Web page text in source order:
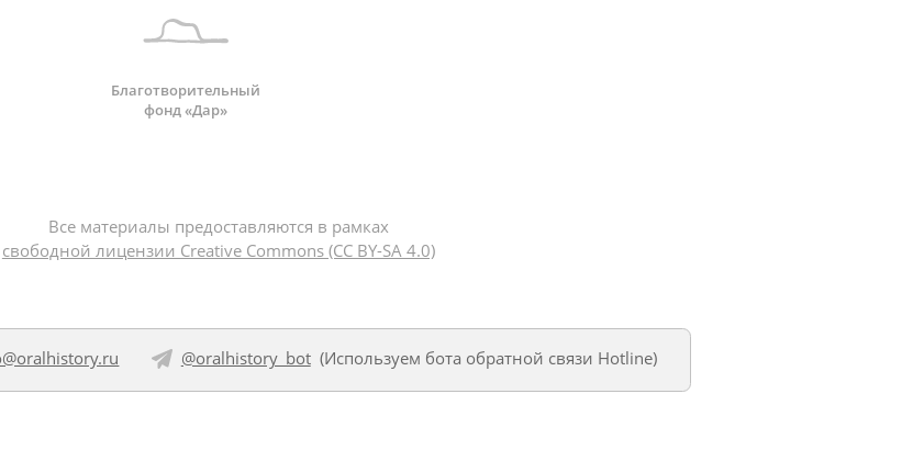
Благотворительный
фонд «Дар»
Все материалы предоставляются в рамках
свободной лицензии Creative Commons (CC BY-SA 4.0)
@oralhistory_bot(Используем бота обратной связи Hotline)